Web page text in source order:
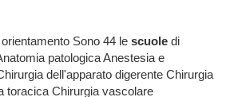
Sono 44 le scuole di
patologica Anestesia e
dell'apparato digerente Chirurgia
toracica Chirurgia vascolare